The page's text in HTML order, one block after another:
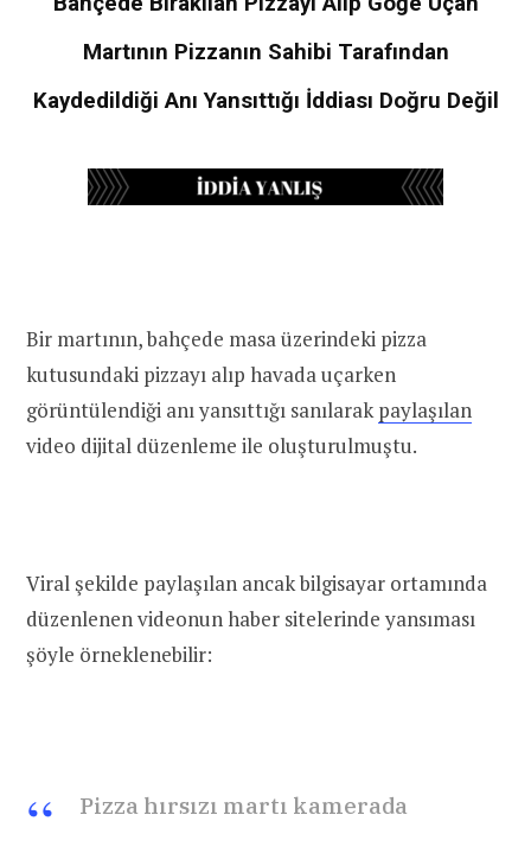
Martının Pizzanın Sahibi Tarafından
Kaydedildiği Anı Yansıttığı İddiası Doğru Değil
Bir martının, bahçede masa üzerindeki pizza
kutusundaki pizzayı alıp havada uçarken
görüntülendiği anı yansıttığı sanılarakpaylaşılan
video dijital düzenleme ile oluşturulmuştu.
Viral şekilde paylaşılan ancak bilgisayar ortamında
düzenlenen videonun haber sitelerinde yansıması
şöyle örneklenebilir:
Pizza hırsızı martı kamerada